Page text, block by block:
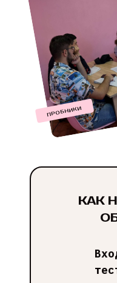
ПРОБНИКИ
КАК